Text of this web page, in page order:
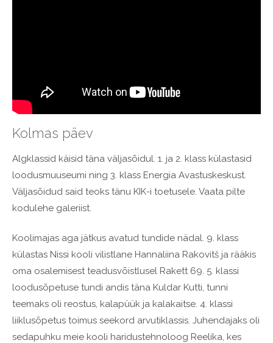
Kolmas päev
Algklassid käisid täna väljasõidul. 1. ja 2. klass külastasid
loodusmuuseumi ning 3. klass Energia Avastuskeskust.
Väljasõidud said teoks tänu KIK-i toetusele. Vaata pilte
kodulehe galeriist.
Koolimajas aga jätkus avatud tundide nädal. 9. klass
külastas Nissi kooli vilistlane Hannaliina Rakovitš ja rääkis
oma osalemisest teadusvõistlusel Rakett 69. 5. klassi
loodusõpetuse tundi andis täna Kuldar Kutti, tunni
teemaks oli reostus, kalapüük ja kalakaitse. 4. klassi
liiklusõpetus toimus seekord arvutiklassis. Juhendajaks oli
sedapuhku meie kooli haridustehnoloog Reelika, kes